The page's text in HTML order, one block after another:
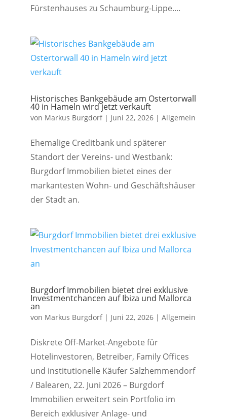
Fürstenhauses zu Schaumburg-Lippe....
Historisches Bankgebäude am Ostertorwall
40 in Hameln wird jetzt verkauft
von Markus Burgdorf| Juni 22, 2026| Allgemein
Ehemalige Creditbank und späterer
Standort der Vereins- und Westbank:
Burgdorf Immobilien bietet eines der
markantesten Wohn- und Geschäftshäuser
der Stadt an.
Burgdorf Immobilien bietet drei exklusive
Investmentchancen auf Ibiza und Mallorca
an
von Markus Burgdorf| Juni 22, 2026| Allgemein
Diskrete Off-Market-Angebote für
Hotelinvestoren, Betreiber, Family Offices
und institutionelle Käufer Salzhemmendorf
/ Balearen, 22. Juni 2026 – Burgdorf
Immobilien erweitert sein Portfolio im
Bereich exklusiver Anlage- und